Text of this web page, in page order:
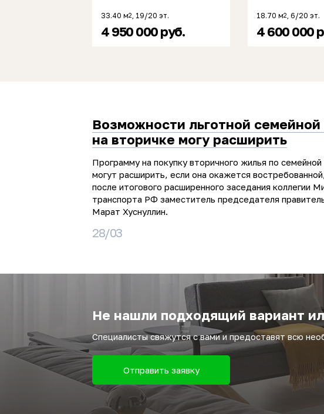
33.40 м2, 19/20 эт.
4 950 000 руб.
18.70 м2, 6/20 эт.
4 600 000
Возможности льготной семейной
на вторичке могу расширить
Программу на покупку вторичного жилья по
могут расширить, если она окажется
после итогового расширенного заседания коллегии
транспорта РФ заместитель председателя
Марат Хуснуллин.
28/03
Не нашли подходящий вариант
Специалисты свяжутся с вами и предоставят всю
Отправить заявку